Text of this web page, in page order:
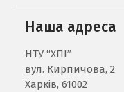
Наша адреса
НТУ “ХПІ”
вул. Кирпичова, 2
Харків, 61002